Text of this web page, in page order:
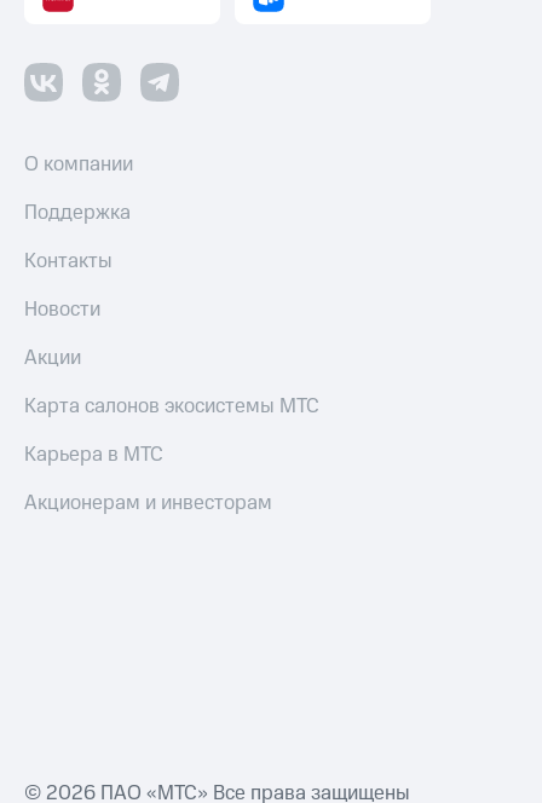
О компании
Поддержка
Контакты
Новости
Акции
Карта салонов экосистемы МТС
Карьера в МТС
Акционерам и инвесторам
© 2026 ПАО «МТС» Все права защищены